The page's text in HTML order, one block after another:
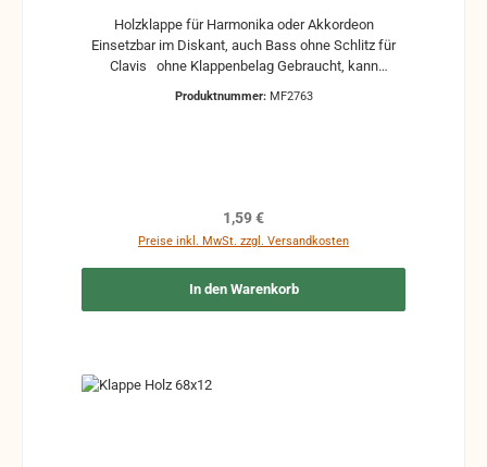
Holzklappe für Harmonika oder Akkordeon
Einsetzbar im Diskant, auch Bass ohne Schlitz für
Clavis ohne Klappenbelag Gebraucht, kann
Produktnummer: MF2763
Regulärer Preis:
1,59 €
Preise inkl. MwSt. zzgl. Versandkosten
In den Warenkorb